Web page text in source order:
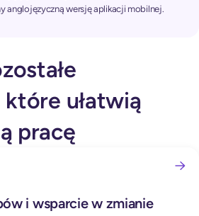
anglojęzyczną wersję aplikacji mobilnej.
ułatwią
pracę
i wsparcie w zmianie